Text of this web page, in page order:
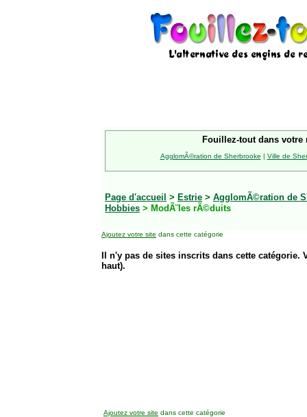
Fouillez-tout dans votre
AgglomÃ©ration de Sherbrooke | Ville de
Page d'accueil > Estrie > AgglomÃ©ration de
Hobbies > ModÃ¨les rÃ©duits
Ajoutez votre site dans cette catégorie
Il n'y pas de sites inscrits dans cette
haut).
Ajoutez votre site dans cette catégorie